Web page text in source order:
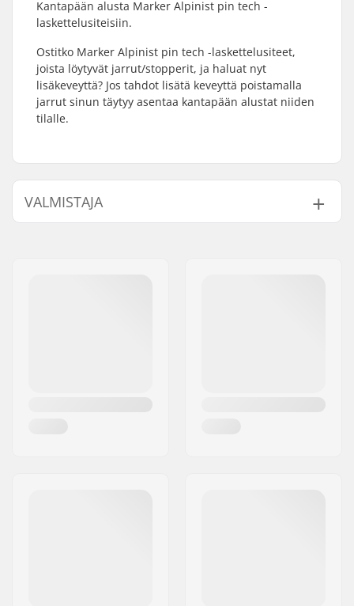
Kantapään alusta Marker Alpinist pin tech -
laskettelusiteisiin.
Ostitko Marker Alpinist pin tech -laskettelusiteet,
joista löytyvät jarrut/stopperit, ja haluat nyt
lisäkeveyttä? Jos tahdot lisätä keveyttä poistamalla
jarrut sinun täytyy asentaa kantapään alustat niiden
tilalle.
VALMISTAJA